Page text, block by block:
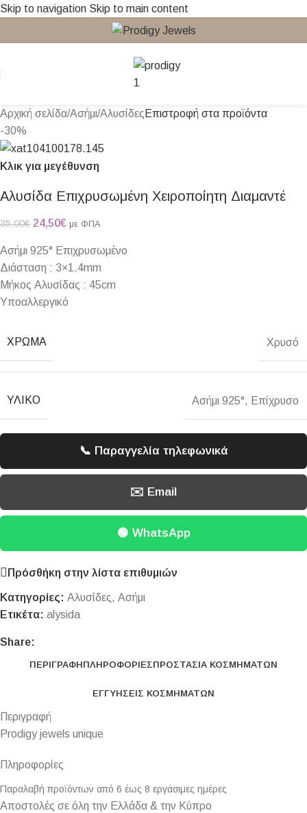
Skip to navigation Skip to main content
Αρχική σελίδα/Ασήμι/Αλυσίδες Επιστροφή στα προϊόντα
-30%
Κλικ για μεγέθυνση
Αλυσίδα Επιχρυσωμένη Χειροποίητη Διαμαντέ
35,00€ 24,50€ με ΦΠΑ
Ασήμι 925° Επιχρυσωμένο
Διάσταση : 3×1.4mm
Μήκος Αλυσίδας : 45cm
Υποαλλεργικό
ΧΡΏΜΑ Χρυσό
ΥΛΙΚΌ Ασήμι 925°, Επίχρυσο
📞 Παραγγελία τηλεφωνικά
✉️ Email
🟢 WhatsApp
Πρόσθήκη στην λίστα επιθυμιών
Κατηγορίες: Αλυσίδες, Ασήμι
Ετικέτα: alysida
Share:
ΠΕΡΙΓΡΑΦΉΠΛΗΡΟΦΟΡΊΕΣΠΡΟΣΤΑΣΊΑ ΚΟΣΜΗΜΆΤΩΝ
ΕΓΓΥΉΣΕΙΣ ΚΟΣΜΗΜΆΤΩΝ
Περιγραφή
Prodigy jewels unique
Πληροφορίες
Παραλαβή προϊόντων από 6 έως 8 εργάσιμες ημέρες
Αποστολές σε όλη την Ελλάδα & την Κύπρο